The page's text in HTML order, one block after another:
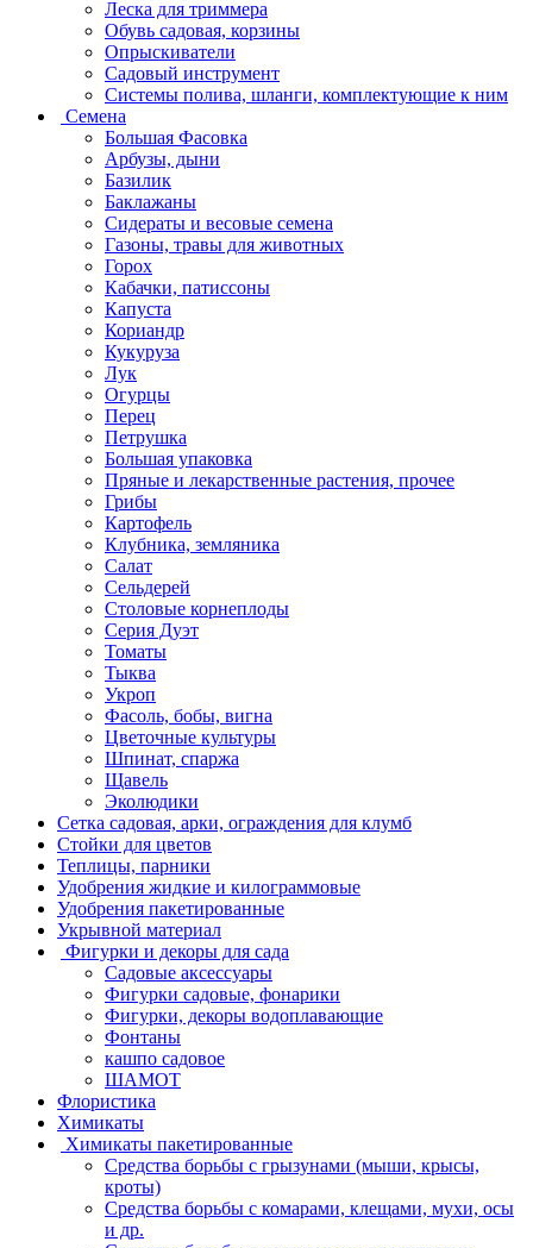
Леска для триммера
Обувь садовая, корзины
Опрыскиватели
Садовый инструмент
Системы полива, шланги, комплектующие к ним
Семена
Большая Фасовка
Арбузы, дыни
Базилик
Баклажаны
Сидераты и весовые семена
Газоны, травы для животных
Горох
Кабачки, патиссоны
Капуста
Кориандр
Кукуруза
Лук
Огурцы
Перец
Петрушка
Большая упаковка
Пряные и лекарственные растения, прочее
Грибы
Картофель
Клубника, земляника
Салат
Сельдерей
Столовые корнеплоды
Серия Дуэт
Томаты
Тыква
Укроп
Фасоль, бобы, вигна
Цветочные культуры
Шпинат, спаржа
Щавель
Эколюдики
Сетка садовая, арки, ограждения для клумб
Стойки для цветов
Теплицы, парники
Удобрения жидкие и килограммовые
Удобрения пакетированные
Укрывной материал
Фигурки и декоры для сада
Садовые аксессуары
Фигурки садовые, фонарики
Фигурки, декоры водоплавающие
Фонтаны
кашпо садовое
ШАМОТ
Флористика
Химикаты
Химикаты пакетированные
Средства борьбы с грызунами (мыши, крысы,
кроты)
Средства борьбы с комарами, клещами, мухи, осы
и др.